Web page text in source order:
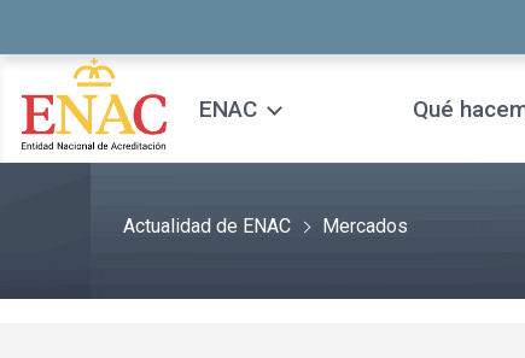
ENAC Qué
Actualidad de ENAC Mercados